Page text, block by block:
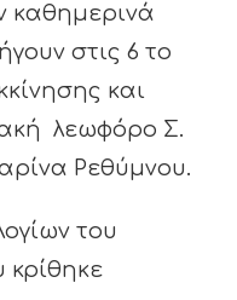
καθημερινά
στις 6 το
και
λεωφόρο Σ.
Ρεθύμνου.
του
κρίθηκε